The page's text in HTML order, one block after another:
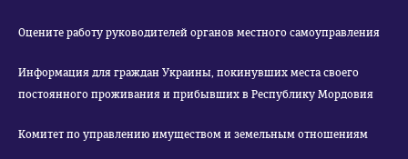
Оцените работу руководителей органов местного самоуправления
Информация для граждан Украины, покинувших места своего
постоянного проживания и прибывших в Республику Мордовия
Комитет по управлению имуществом и земельным отношениям